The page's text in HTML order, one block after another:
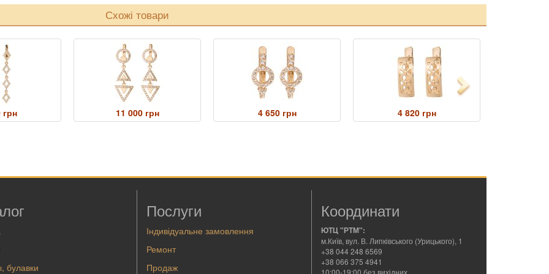
Схожі товари
грн 11 000 грн 4 650 грн 4 820 грн
Next
булавки
Послуги
Індивідуальне замовлення
Ремонт
Продаж
Координати
ЮТЦ "РТМ":
м.Київ, вул. В. Липківського (Урицького), 1
+38 044 248 6569
+38 066 375 4941
10:00-19:00 без вихідних